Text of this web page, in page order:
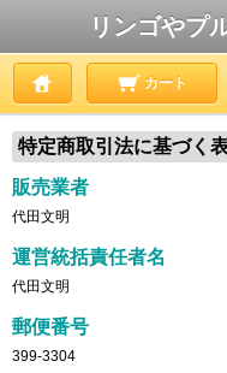
リンゴやプ
カート
特定商取引法に基づく
販売業者
代田文明
運営統括責任者名
代田文明
郵便番号
399-3304